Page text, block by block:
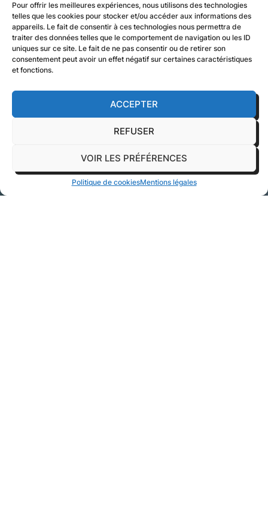
Pour offrir les meilleures expériences, nous utilisons des technologies
telles que les cookies pour stocker et/ou accéder aux informations des
appareils. Le fait de consentir à ces technologies nous permettra de
traiter des données telles que le comportement de navigation ou les ID
uniques sur ce site. Le fait de ne pas consentir ou de retirer son
consentement peut avoir un effet négatif sur certaines caractéristiques
et fonctions.
ACCEPTER
REFUSER
VOIR LES PRÉFÉRENCES
Politique de cookiesMentions légales